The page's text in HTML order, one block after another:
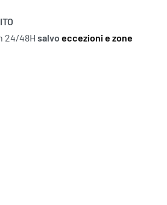
24/48H salvo eccezioni e zone